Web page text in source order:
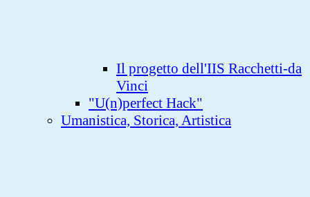
Il progetto dell'IIS Racchetti-da
Vinci
"U(n)perfect Hack"
Umanistica, Storica, Artistica